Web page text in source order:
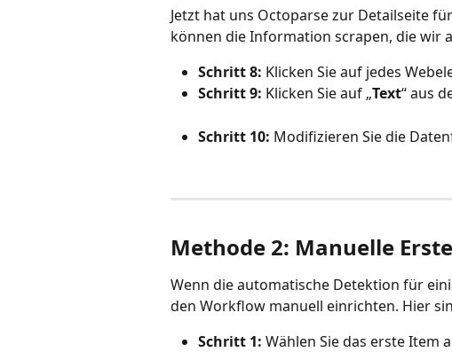
Jetzt hat uns Octoparse zur Detailseite
können die Information scrapen, die wir
Schritt 8: Klicken Sie auf jedes
Schritt 9: Klicken Sie auf „Text“ aus
Schritt 10: Modifizieren Sie die
Methode 2: Manuelle
Wenn die automatische Detektion für
den Workflow manuell einrichten. Hier
Schritt 1: Wählen Sie das erste Item